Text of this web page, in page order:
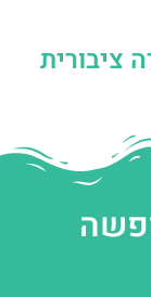
ציבורית